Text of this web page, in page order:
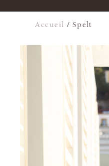
Accueil / Spelt